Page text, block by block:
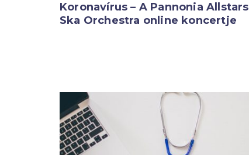
Koronavírus – A Pannonia Allstars
Ska Orchestra online koncertje